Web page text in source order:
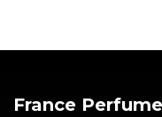
France